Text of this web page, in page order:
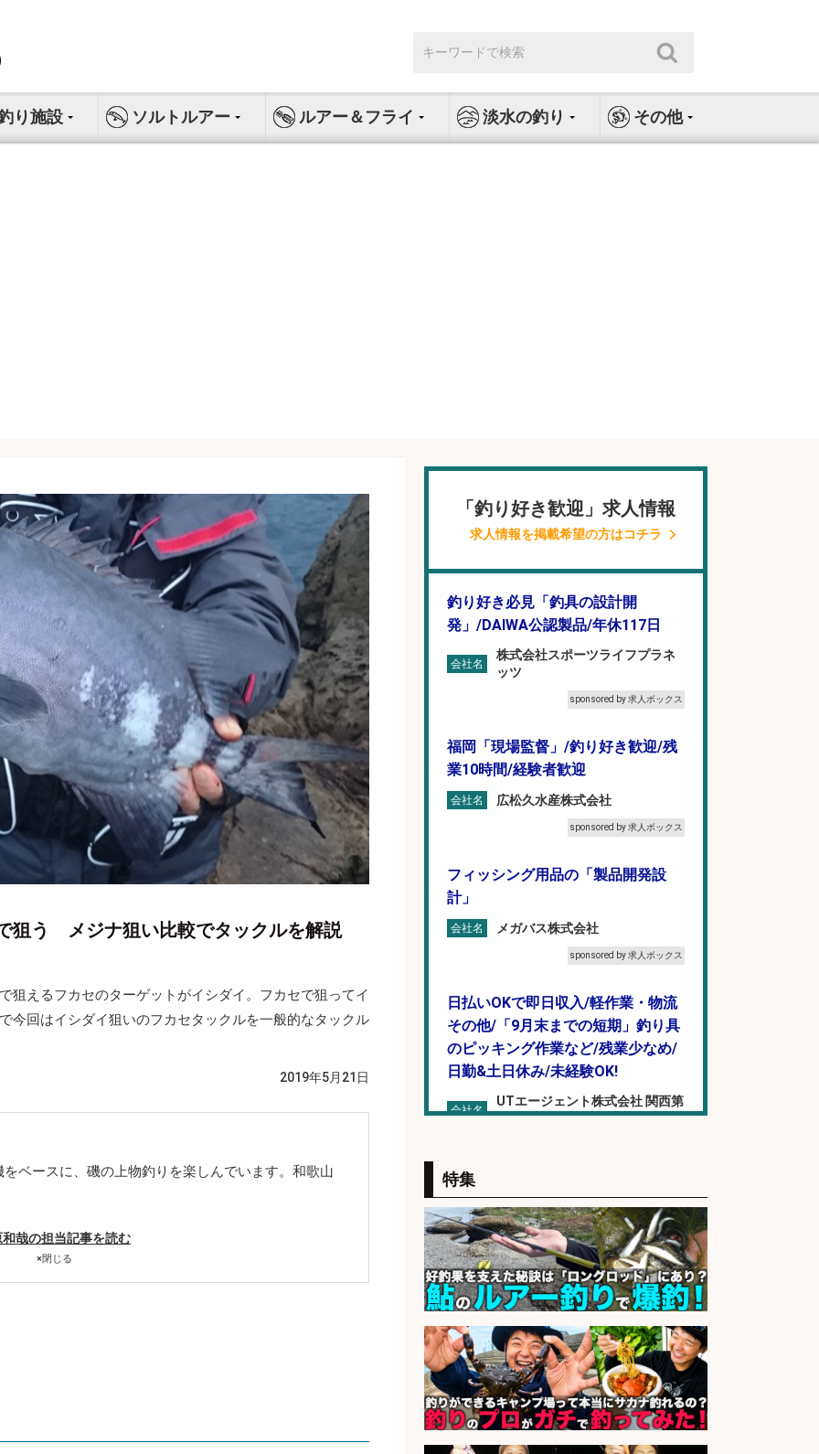
索:
り施設 ソルトルアー ルアー＆フライ 淡水の釣り その他
狙う メジナ狙い比較でタックルを解説
狙えるフカセのターゲットがイシダイ。フカセで狙ってイ
今回はイシダイ狙いのフカセタックルを一般的なタックル
2019年5月21日
ベースに、磯の上物釣りを楽しんでいます。和歌山
和哉の担当記事を読む
×閉じる
「釣り好き歓迎」求人情報
求人情報を掲載希望の方はコチラ
釣り好き必見「釣具の設計開
発」/DAIWA公認製品/年休117日
会社名
株式会社スポーツライフプラネ
ッツ
sponsored by 求人ボックス
福岡「現場監督」/釣り好き歓迎/残
業10時間/経験者歓迎
会社名 広松久水産株式会社
sponsored by 求人ボックス
フィッシング用品の「製品開発設
計」
会社名 メガバス株式会社
sponsored by 求人ボックス
日払いOKで即日収入/軽作業・物流
その他/「9月末までの短期」釣り具
のピッキング作業など/残業少なめ/
日勤&土日休み/未経験OK!
会社名
UTエージェント株式会社 関西第
二CU
レジ打ち/日払いOK/おさかなの三枚
おろし/新潟県/小千谷市
会社名 株式会社G&G
sponsored by 求人ボックス
捌く作業なし!イオン食品売場スタッ
フ募集/東京都/目黒区
会社名 イオンスタイル碑文谷店
sponsored by 求人ボックス
特集